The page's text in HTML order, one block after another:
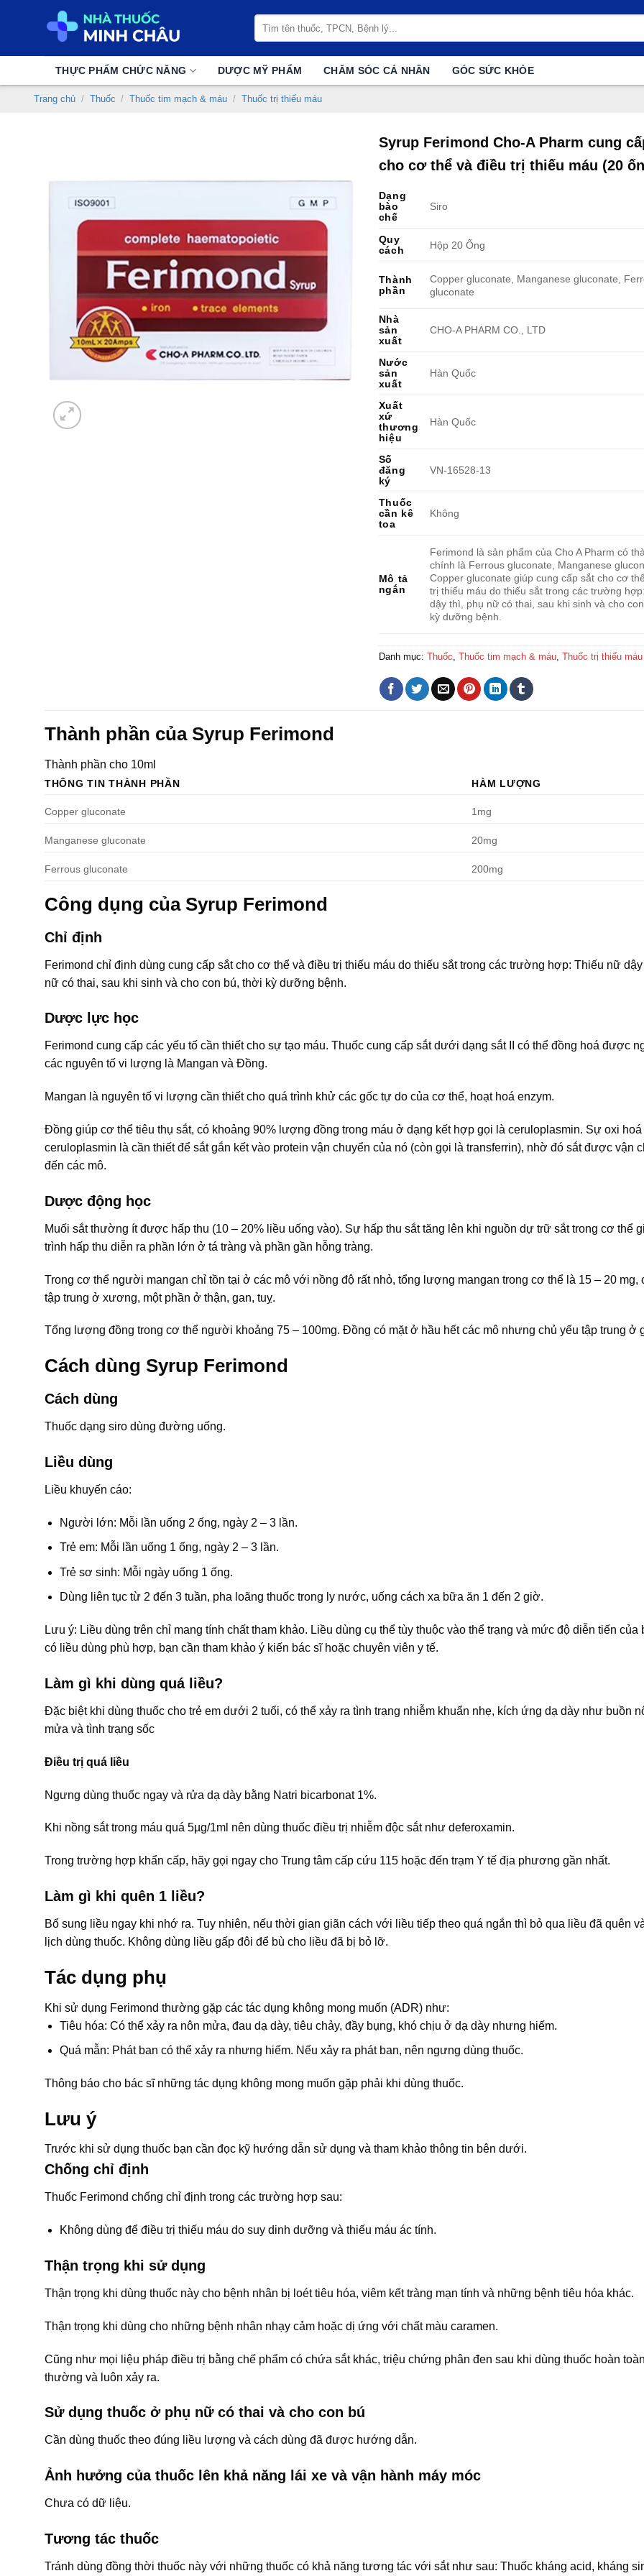
kiếm:
THỰC PHẨM CHỨC NĂNG DƯỢC MỸ PHẨM CHĂM SÓC CÁ NHÂN GÓC SỨC KHỎE
Trang chủ / Thuốc / Thuốc tim mạch & máu / Thuốc trị thiếu máu
Syrup Ferimond Cho-A Pharm cung
cho cơ thể và điều trị thiếu máu (20
Dạng
bào
chế
Siro
Quy
cách
Hộp 20 Ống
Thành
phần
Copper gluconate, Manganese gluconate,
gluconate
Nhà
sản
xuất
CHO-A PHARM CO., LTD
Nước
sản
xuất
Hàn Quốc
Xuất
xứ
thương
hiệu
Hàn Quốc
Số
đăng
ký
VN-16528-13
Thuốc
cần kê
toa
Không
Mô tả
ngắn
Ferimond là sản phẩm của Cho A Pharm có
chính là Ferrous gluconate, Manganese
Copper gluconate giúp cung cấp sắt cho cơ
trị thiếu máu do thiếu sắt trong các trường
dậy thì, phụ nữ có thai, sau khi sinh và cho
kỳ dưỡng bệnh.
Danh mục: Thuốc, Thuốc tim mạch & máu, Thuốc trị thiếu máu
Thành phần của Syrup Ferimond
Thành phần cho 10ml
THÔNG TIN THÀNH PHẦN HÀM LƯỢNG
Copper gluconate 1mg
Manganese gluconate 20mg
Ferrous gluconate 200mg
Công dụng của Syrup Ferimond
Chỉ định
Ferimond chỉ định dùng cung cấp sắt cho cơ thể và điều trị thiếu máu do thiếu sắt trong các trường hợp: Thiếu nữ
nữ có thai, sau khi sinh và cho con bú, thời kỳ dưỡng bệnh.
Dược lực học
Ferimond cung cấp các yếu tố cần thiết cho sự tạo máu. Thuốc cung cấp sắt dưới dạng sắt II có thể đồng hoá được
các nguyên tố vi lượng là Mangan và Đồng.
Mangan là nguyên tố vi lượng cần thiết cho quá trình khử các gốc tự do của cơ thể, hoạt hoá enzym.
Đồng giúp cơ thể tiêu thụ sắt, có khoảng 90% lượng đồng trong máu ở dạng kết hợp gọi là ceruloplasmin. Sự oxi
ceruloplasmin là cần thiết để sắt gắn kết vào protein vận chuyển của nó (còn gọi là transferrin), nhờ đó sắt được vận
đến các mô.
Dược động học
Muối sắt thường ít được hấp thu (10 – 20% liều uống vào). Sự hấp thu sắt tăng lên khi nguồn dự trữ sắt trong cơ thể
trình hấp thu diễn ra phần lớn ở tá tràng và phần gần hỗng tràng.
Trong cơ thể người mangan chỉ tồn tại ở các mô với nồng độ rất nhỏ, tổng lượng mangan trong cơ thể là 15 – 20 mg,
tập trung ở xương, một phần ở thận, gan, tuỵ.
Tổng lượng đồng trong cơ thể người khoảng 75 – 100mg. Đồng có mặt ở hầu hết các mô nhưng chủ yếu tập trung ở
Cách dùng Syrup Ferimond
Cách dùng
Thuốc dạng siro dùng đường uống.
Liều dùng
Liều khuyến cáo:
Người lớn: Mỗi lần uống 2 ống, ngày 2 – 3 lần.
Trẻ em: Mỗi lần uống 1 ống, ngày 2 – 3 lần.
Trẻ sơ sinh: Mỗi ngày uống 1 ống.
Dùng liên tục từ 2 đến 3 tuần, pha loãng thuốc trong ly nước, uống cách xa bữa ăn 1 đến 2 giờ.
Lưu ý: Liều dùng trên chỉ mang tính chất tham khảo. Liều dùng cụ thể tùy thuộc vào thể trạng và mức độ diễn tiến của
có liều dùng phù hợp, bạn cần tham khảo ý kiến bác sĩ hoặc chuyên viên y tế.
Làm gì khi dùng quá liều?
Đặc biệt khi dùng thuốc cho trẻ em dưới 2 tuổi, có thể xảy ra tình trạng nhiễm khuẩn nhẹ, kích ứng dạ dày như buồn
mửa và tình trạng sốc
Điều trị quá liều
Ngưng dùng thuốc ngay và rửa dạ dày bằng Natri bicarbonat 1%.
Khi nồng sắt trong máu quá 5µg/1ml nên dùng thuốc điều trị nhiễm độc sắt như deferoxamin.
Trong trường hợp khẩn cấp, hãy gọi ngay cho Trung tâm cấp cứu 115 hoặc đến trạm Y tế địa phương gần nhất.
Làm gì khi quên 1 liều?
Bổ sung liều ngay khi nhớ ra. Tuy nhiên, nếu thời gian giãn cách với liều tiếp theo quá ngắn thì bỏ qua liều đã quên
lịch dùng thuốc. Không dùng liều gấp đôi để bù cho liều đã bị bỏ lỡ.
Tác dụng phụ
Khi sử dụng Ferimond thường gặp các tác dụng không mong muốn (ADR) như:
Tiêu hóa: Có thể xảy ra nôn mửa, đau dạ dày, tiêu chảy, đầy bụng, khó chịu ở dạ dày nhưng hiếm.
Quá mẫn: Phát ban có thể xảy ra nhưng hiếm. Nếu xảy ra phát ban, nên ngưng dùng thuốc.
Thông báo cho bác sĩ những tác dụng không mong muốn gặp phải khi dùng thuốc.
Lưu ý
Trước khi sử dụng thuốc bạn cần đọc kỹ hướng dẫn sử dụng và tham khảo thông tin bên dưới.
Chống chỉ định
Thuốc Ferimond chống chỉ định trong các trường hợp sau:
Không dùng để điều trị thiếu máu do suy dinh dưỡng và thiếu máu ác tính.
Thận trọng khi sử dụng
Thận trọng khi dùng thuốc này cho bệnh nhân bị loét tiêu hóa, viêm kết tràng mạn tính và những bệnh tiêu hóa khác.
Thận trọng khi dùng cho những bệnh nhân nhạy cảm hoặc dị ứng với chất màu caramen.
Cũng như mọi liệu pháp điều trị bằng chế phẩm có chứa sắt khác, triệu chứng phân đen sau khi dùng thuốc hoàn
thường và luôn xảy ra.
Sử dụng thuốc ở phụ nữ có thai và cho con bú
Cần dùng thuốc theo đúng liều lượng và cách dùng đã được hướng dẫn.
Ảnh hưởng của thuốc lên khả năng lái xe và vận hành máy móc
Chưa có dữ liệu.
Tương tác thuốc
Tránh dùng đồng thời thuốc này với những thuốc có khả năng tương tác với sắt như sau: Thuốc kháng acid, kháng